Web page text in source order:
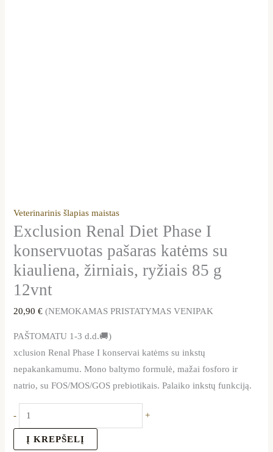
Veterinarinis šlapias maistas
Exclusion Renal Diet Phase I
konservuotas pašaras katėms su
kiauliena, žirniais, ryžiais 85 g
12vnt
20,90€ (NEMOKAMAS PRISTATYMAS VENIPAK
PAŠTOMATU 1-3 d.d.🚚)
xclusion Renal Phase I konservai katėms su inkstų
nepakankamumu. Mono baltymo formulė, mažai fosforo ir
natrio, su FOS/MOS/GOS prebiotikais. Palaiko inkstų funkciją.
- +
Į KREPŠELĮ